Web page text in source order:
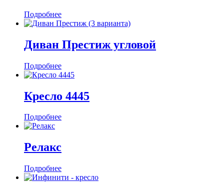
Подробнее
Диван Престиж угловой
Подробнее
Кресло 4445
Подробнее
Релакс
Подробнее